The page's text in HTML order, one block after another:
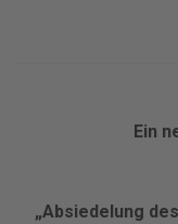
Ein
„Absiedelung